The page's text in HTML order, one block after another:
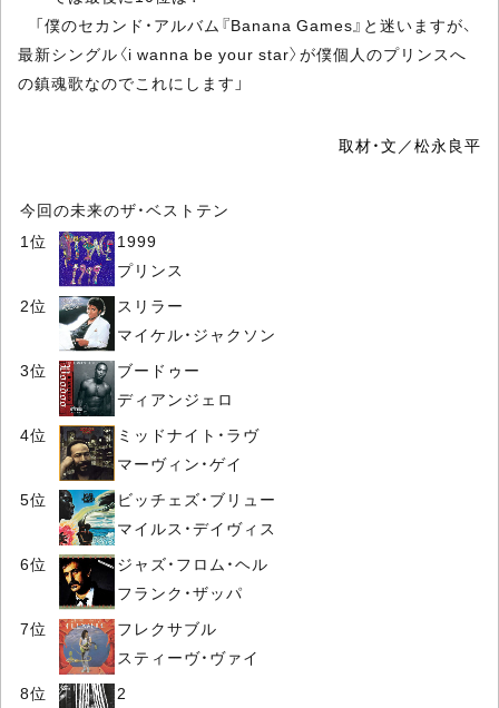
「僕のセカンド・アルバム『Banana Games』と迷いますが、
最新シングル〈i wanna be your star〉が僕個人のプリンスへ
の鎮魂歌なのでこれにします」
取材・文／松永良平
今回の未来のザ・ベストテン
1位
1999
プリンス
2位
スリラー
マイケル・ジャクソン
3位
ブードゥー
ディアンジェロ
4位
ミッドナイト・ラヴ
マーヴィン・ゲイ
5位
ビッチェズ・ブリュー
マイルス・デイヴィス
6位
ジャズ・フロム・ヘル
フランク・ザッパ
7位
フレクサブル
スティーヴ・ヴァイ
8位
2